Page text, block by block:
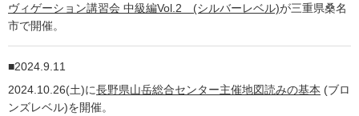
ヴィゲーション講習会 中級編Vol.2 (シルバーレベル)が三重県桑名
市で開催。
2024.9.11
2024.10.26(土)に長野県山岳総合センター主催地図読みの基本 (ブロ
ンズレベル)を開催。